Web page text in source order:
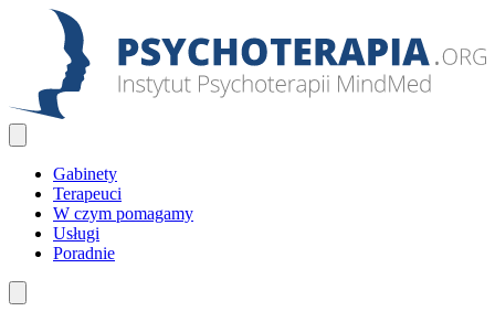
Gabinety
Terapeuci
W czym pomagamy
Usługi
Poradnie